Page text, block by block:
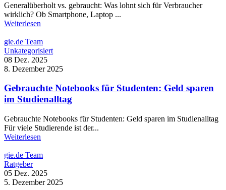
Generalüberholt vs. gebraucht: Was lohnt sich für Verbraucher
wirklich? Ob Smartphone, Laptop ...
Weiterlesen
gie.de Team
Unkategorisiert
08 Dez. 2025
8. Dezember 2025
Gebrauchte Notebooks für Studenten: Geld sparen
im Studienalltag
Gebrauchte Notebooks für Studenten: Geld sparen im Studienalltag
Für viele Studierende ist der...
Weiterlesen
gie.de Team
Ratgeber
05 Dez. 2025
5. Dezember 2025